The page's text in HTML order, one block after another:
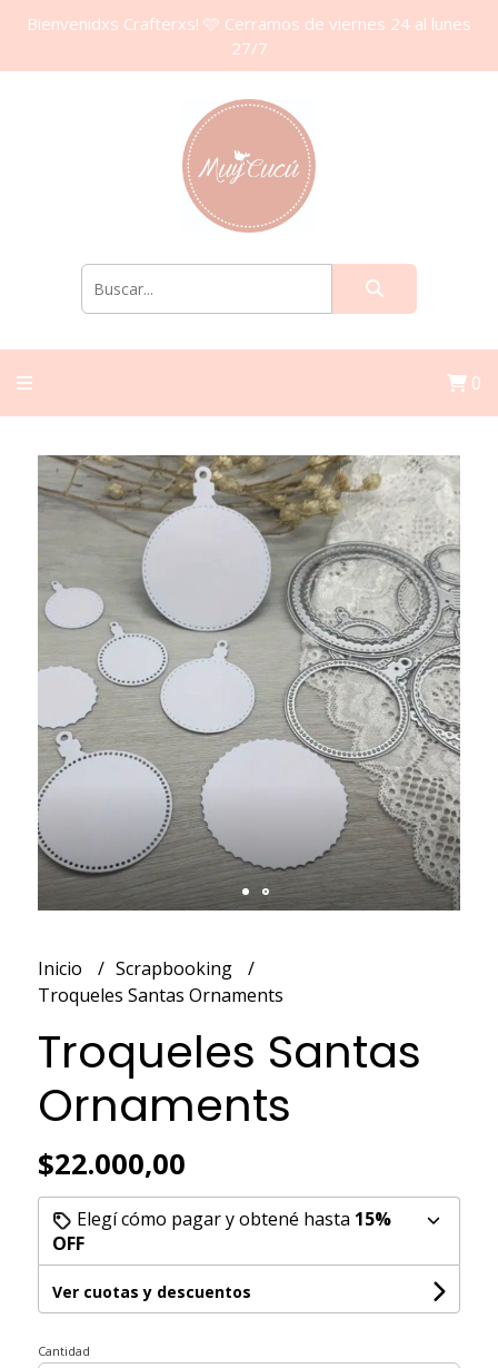
Bienvenidxs Crafterxs! 🩷 Cerramos de viernes 24 al lunes
27/7
0
Inicio
Scrapbooking
Troqueles Santas Ornaments
Troqueles Santas
Ornaments
$22.000,00
Elegí cómo pagar y obtené hasta 15%
OFF
Ver cuotas y descuentos
Cantidad